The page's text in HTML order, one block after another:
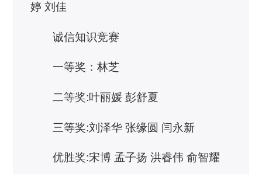
婷 刘佳
诚信知识竞赛
一等奖：林芝
二等奖:叶丽媛 彭舒夏
三等奖:刘泽华 张缘圆 闫永新
优胜奖:宋博 孟子扬 洪睿伟 俞智耀